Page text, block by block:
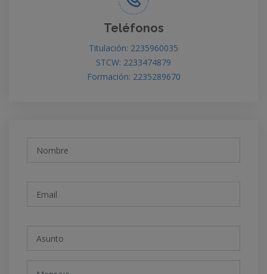
Teléfonos
Titulación: 2235960035
STCW: 2233474879
Formación: 2235289670